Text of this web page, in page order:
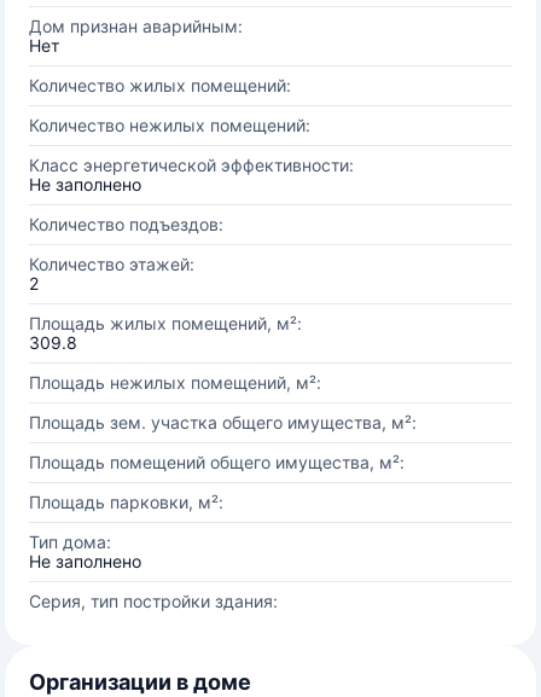
Дом признан аварийным:
Нет
Количество жилых помещений:
Количество нежилых помещений:
Класс энергетической эффективности:
Не заполнено
Количество подъездов:
Количество этажей:
2
Площадь жилых помещений, м²:
309.8
Площадь нежилых помещений, м²:
Площадь зем. участка общего имущества, м²:
Площадь помещений общего имущества, м²:
Площадь парковки, м²:
Тип дома:
Не заполнено
Серия, тип постройки здания:
Организации в доме